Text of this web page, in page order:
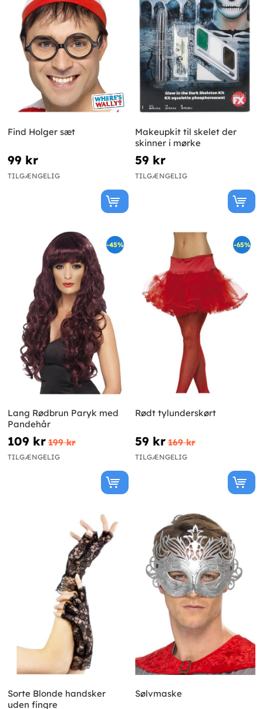
Find Holger sæt
99 kr
TILGÆNGELIG
Makeupkit til skelet der
skinner i mørke
59 kr
TILGÆNGELIG
-45%
Lang Rødbrun Paryk med
Pandehår
109 kr 199 kr
TILGÆNGELIG
-65%
Rødt tylunderskørt
59 kr 169 kr
TILGÆNGELIG
Sorte Blonde handsker
uden fingre
Sølvmaske